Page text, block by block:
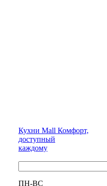
Кухни Mall Комфорт,
доступный
каждому
ПН-ВС